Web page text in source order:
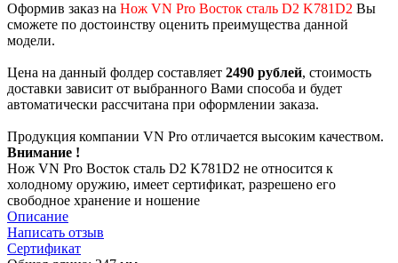
Оформив заказ на Нож VN Pro Восток сталь D2 K781D2 Вы
сможете по достоинству оценить преимущества данной
модели.
Цена на данный фолдер составляет 2490 рублей, стоимость
доставки зависит от выбранного Вами способа и будет
автоматически рассчитана при оформлении заказа.
Продукция компании VN Pro отличается высоким качеством.
Внимание !
Нож VN Pro Восток сталь D2 K781D2 не относится к
холодному оружию, имеет сертификат, разрешено его
свободное хранение и ношение
Описание
Написать отзыв
Сертификат